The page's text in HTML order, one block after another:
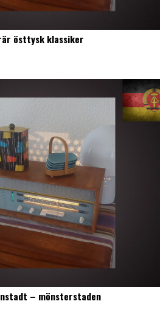
östtysk klassiker
– mönsterstaden